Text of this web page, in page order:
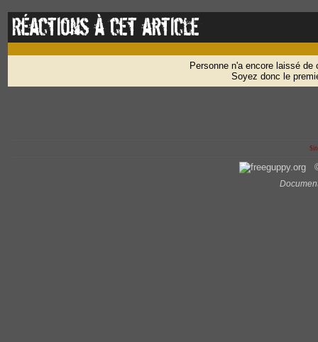
Réactions à cet article
Personne n'a encore laissé de
Soyez donc le